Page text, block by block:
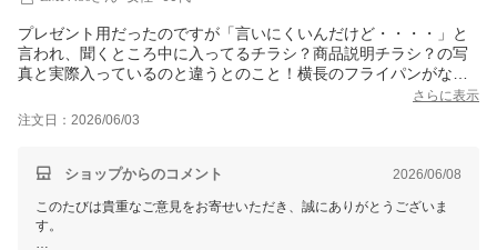
プレゼント用だったのですが「言いにくいんだけど・・・・」と
言われ、聞くところ中に入ってるチラシ？商品説明チラシ？の写
真と実際入っているのと違うとのこと！横長のフライパンがない
ってないの！と言われちゃいました。ちょっと紛らわしかったよ
うです。
さらに表示
注文日：2026/06/03
ショップからのコメント 2026/06/08
このたびは貴重なご意見をお寄せいただき、誠にありがとうございま
す。